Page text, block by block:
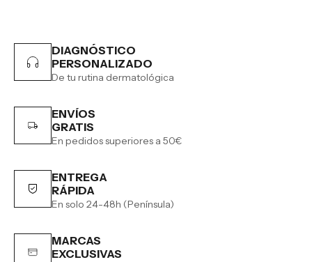
DIAGNÓSTICO
PERSONALIZADO
De tu rutina dermatológica
ENVÍOS
GRATIS
En pedidos superiores a 50€
ENTREGA
RÁPIDA
En solo 24-48h (Península)
MARCAS
EXCLUSIVAS